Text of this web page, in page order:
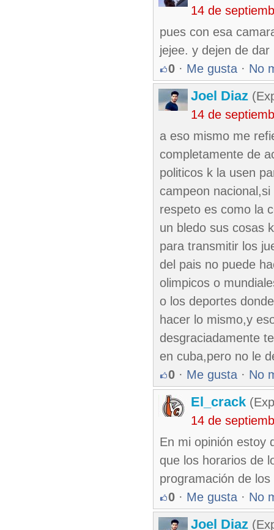
14 de
pues con esa
jejee. y dejen de
0 · Me gusta · No
Joel Diaz
14 de
a eso mismo me
completamente de
politicos k la usen
campeon
respeto es como la
un bledo sus cosas
para transmitir los
del pais no puede
olimpicos o
o los deportes
hacer lo mismo,y
desgraciadamente
en cuba,pero no le
0 · Me gusta · No
El_crack
14 de
En mi opinión estoy
que los horarios de
programación de
0 · Me gusta · No
Joel Diaz